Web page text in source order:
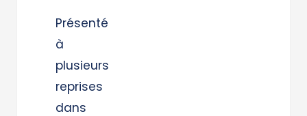
Présenté
à
plusieurs
reprises
dans